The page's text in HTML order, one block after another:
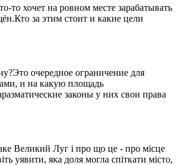
хочет на ровном месте зарабатывать
за этим стоит и какие цели
очередное ограничение для
и на какую площадь
законы у них свои права
Великий Луг і про що це - про місце
уявити, яка доля могла спіткати місто,